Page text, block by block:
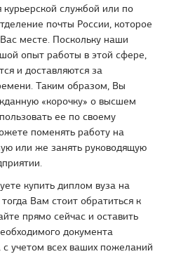
курьерской службой или по
почты России, которое
месте. Поскольку наши
опыт работы в этой сфере,
и доставляются за
Таким образом, Вы
«корочку» о высшем
ее по своему
поменять работу на
или же занять руководящую
купить диплом вуза на
Вам стоит обратиться к
прямо сейчас и оставить
документа
учетом всех ваших пожеланий